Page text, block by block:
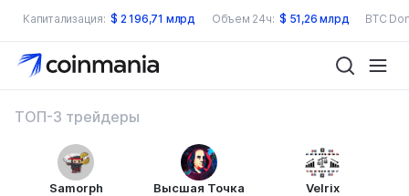
Капитализация: $ 2 196,71 млрд Объем 24ч: $ 51,26 млрд BTC
ТОП-3 трейдеры
Samorph Высшая Точка Velrix